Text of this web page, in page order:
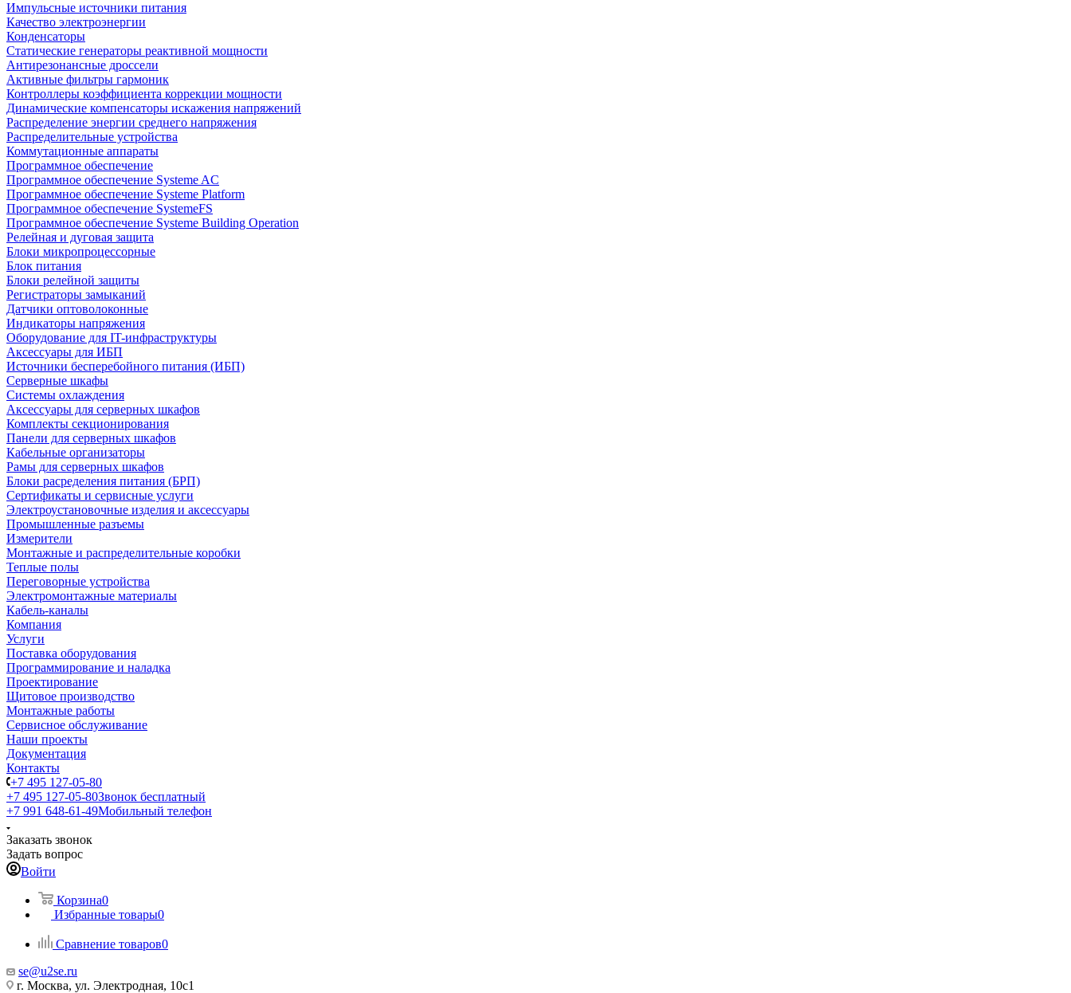
Импульсные источники питания
Качество электроэнергии
Конденсаторы
Статические генераторы реактивной мощности
Антирезонансные дроссели
Активные фильтры гармоник
Контроллеры коэффициента коррекции мощности
Динамические компенсаторы искажения напряжений
Распределение энергии среднего напряжения
Распределительные устройства
Коммутационные аппараты
Программное обеспечение
Программное обеспечение Systeme AC
Программное обеспечение Systeme Platform
Программное обеспечение SystemeFS
Программное обеспечение Systeme Building Operation
Релейная и дуговая защита
Блоки микропроцессорные
Блок питания
Блоки релейной защиты
Регистраторы замыканий
Датчики оптоволоконные
Индикаторы напряжения
Оборудование для IT-инфраструктуры
Аксессуары для ИБП
Источники бесперебойного питания (ИБП)
Серверные шкафы
Системы охлаждения
Аксессуары для серверных шкафов
Комплекты секционирования
Панели для серверных шкафов
Кабельные организаторы
Рамы для серверных шкафов
Блоки расределения питания (БРП)
Сертификаты и сервисные услуги
Электроустановочные изделия и аксессуары
Промышленные разъемы
Измерители
Монтажные и распределительные коробки
Теплые полы
Переговорные устройства
Электромонтажные материалы
Кабель-каналы
Компания
Услуги
Поставка оборудования
Программирование и наладка
Проектирование
Щитовое производство
Монтажные работы
Сервисное обслуживание
Наши проекты
Документация
Контакты
+7 495 127-05-80
+7 495 127-05-80Звонок бесплатный
+7 991 648-61-49Мобильный телефон
Заказать звонок
Задать вопрос
Войти
Корзина0
Избранные товары0
Сравнение товаров0
se@u2se.ru
г. Москва, ул. Электродная, 10с1